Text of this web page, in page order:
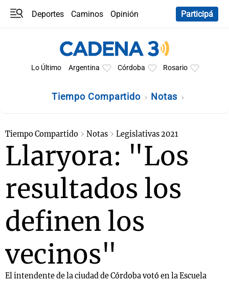
Deportes Caminos
Opinión
Participá
Lo Último Argentina Córdoba Rosario
Tiempo Compartido Notas
Tiempo Compartido Notas Legislativas 2021
Llaryora: "Los
resultados los
definen los
vecinos"
El intendente de la ciudad de Córdoba votó en la Escuela